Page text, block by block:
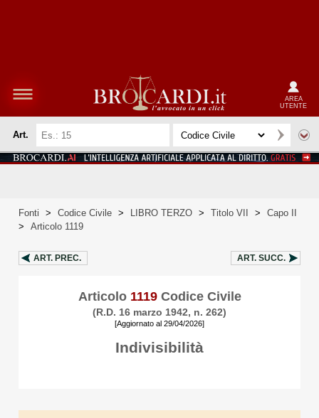
AREA
UTENTE
Art.
Fonti > Codice Civile > LIBRO TERZO > Titolo VII >
Capo II
>
Articolo 1119
ART. PREC. ART. SUCC.
Articolo 1119Codice Civile
(R.D. 16 marzo 1942, n. 262)
[Aggiornato al 29/04/2026]
Indivisibilità